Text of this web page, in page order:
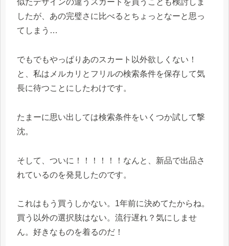
似たデザインの違うスカートを買うことも検討しま
したが、あの完璧さに比べるとちょっとなーと思っ
てしまう…
でもでもやっぱりあのスカート以外欲しくない！
と、私はメルカリとフリルの検索条件を保存して気
長に待つことにしたわけです。
たまーに思い出しては検索条件をいくつか試して撃
沈。
そして、ついに！！！！！！なんと、新品で出品さ
れているのを発見したのです。
これはもう買うしかない。1年前に決めてたからね。
買う以外の選択肢はない。流行遅れ？気にしませ
ん。好きなものを着るのだ！